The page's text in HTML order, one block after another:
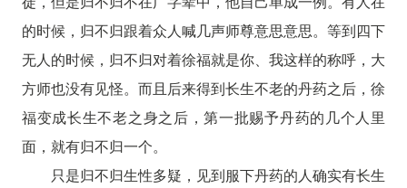
的时候，归不归跟着众人喊几声师尊意思意思。等到四下
无人的时候，归不归对着徐福就是你、我这样的称呼，大
方师也没有见怪。而且后来得到长生不老的丹药之后，徐
福变成长生不老之身之后，第一批赐予丹药的几个人里
面，就有归不归一个。
只是归不归生性多疑，见到服下丹药的人确实有长生